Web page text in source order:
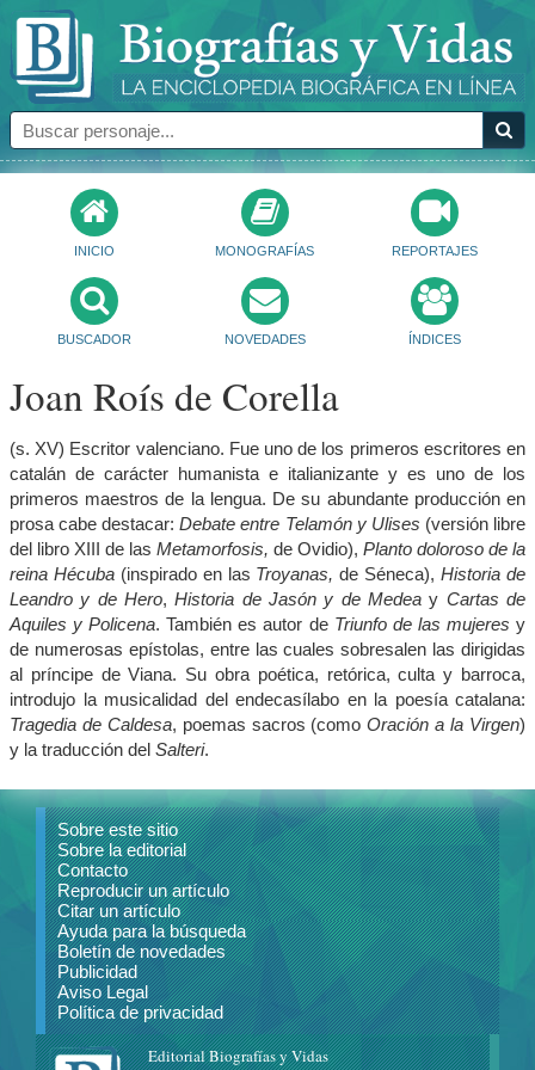
INICIO MONOGRAFÍAS REPORTAJES
BUSCADOR NOVEDADES ÍNDICES
Joan Roís de Corella
(s. XV) Escritor valenciano. Fue uno de los primeros escritores en
catalán de carácter humanista e italianizante y es uno de los
primeros maestros de la lengua. De su abundante producción en
prosa cabe destacar:Debate entre Telamón y Ulises (versión libre
del libro XIII de las Metamorfosis, de Ovidio), Planto doloroso de la
reina Hécuba(inspirado en las Troyanas, de Séneca),Historia de
Leandro y de Hero,Historia de Jasón y de Medea y Cartas de
Aquiles y Policena. También es autor de Triunfo de las mujeres y
de numerosas epístolas, entre las cuales sobresalen las dirigidas
al príncipe de Viana. Su obra poética, retórica, culta y barroca,
introdujo la musicalidad del endecasílabo en la poesía catalana:
Tragedia de Caldesa, poemas sacros (comoOración a la Virgen)
y la traducción del Salteri.
Sobre este sitio
Sobre la editorial
Contacto
Reproducir un artículo
Citar un artículo
Ayuda para la búsqueda
Boletín de novedades
Publicidad
Aviso Legal
Política de privacidad
Editorial Biografías y Vidas